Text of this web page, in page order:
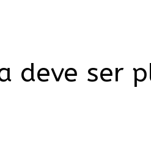
deve ser